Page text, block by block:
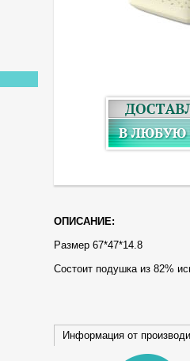
ОПИСАНИЕ:
Размер 67*47*14.8
Состоит подушка из 82%
Информация от